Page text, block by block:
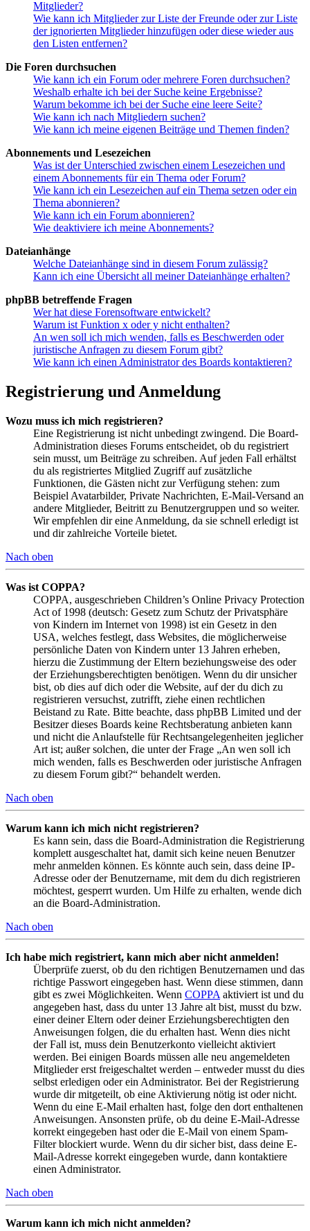
Mitglieder?
Wie kann ich Mitglieder zur Liste der Freunde oder zur Liste
der ignorierten Mitglieder hinzufügen oder diese wieder aus
den Listen entfernen?
Die Foren durchsuchen
Wie kann ich ein Forum oder mehrere Foren durchsuchen?
Weshalb erhalte ich bei der Suche keine Ergebnisse?
Warum bekomme ich bei der Suche eine leere Seite?
Wie kann ich nach Mitgliedern suchen?
Wie kann ich meine eigenen Beiträge und Themen finden?
Abonnements und Lesezeichen
Was ist der Unterschied zwischen einem Lesezeichen und
einem Abonnements für ein Thema oder Forum?
Wie kann ich ein Lesezeichen auf ein Thema setzen oder ein
Thema abonnieren?
Wie kann ich ein Forum abonnieren?
Wie deaktiviere ich meine Abonnements?
Dateianhänge
Welche Dateianhänge sind in diesem Forum zulässig?
Kann ich eine Übersicht all meiner Dateianhänge erhalten?
phpBB betreffende Fragen
Wer hat diese Forensoftware entwickelt?
Warum ist Funktion x oder y nicht enthalten?
An wen soll ich mich wenden, falls es Beschwerden oder
juristische Anfragen zu diesem Forum gibt?
Wie kann ich einen Administrator des Boards kontaktieren?
Registrierung und Anmeldung
Wozu muss ich mich registrieren?
Eine Registrierung ist nicht unbedingt zwingend. Die Board-
Administration dieses Forums entscheidet, ob du registriert
sein musst, um Beiträge zu schreiben. Auf jeden Fall erhältst
du als registriertes Mitglied Zugriff auf zusätzliche
Funktionen, die Gästen nicht zur Verfügung stehen: zum
Beispiel Avatarbilder, Private Nachrichten, E-Mail-Versand an
andere Mitglieder, Beitritt zu Benutzergruppen und so weiter.
Wir empfehlen dir eine Anmeldung, da sie schnell erledigt ist
und dir zahlreiche Vorteile bietet.
Nach oben
Was ist COPPA?
COPPA, ausgeschrieben Children’s Online Privacy Protection
Act of 1998 (deutsch: Gesetz zum Schutz der Privatsphäre
von Kindern im Internet von 1998) ist ein Gesetz in den
USA, welches festlegt, dass Websites, die möglicherweise
persönliche Daten von Kindern unter 13 Jahren erheben,
hierzu die Zustimmung der Eltern beziehungsweise des oder
der Erziehungsberechtigten benötigen. Wenn du dir unsicher
bist, ob dies auf dich oder die Website, auf der du dich zu
registrieren versuchst, zutrifft, ziehe einen rechtlichen
Beistand zu Rate. Bitte beachte, dass phpBB Limited und der
Besitzer dieses Boards keine Rechtsberatung anbieten kann
und nicht die Anlaufstelle für Rechtsangelegenheiten jeglicher
Art ist; außer solchen, die unter der Frage „An wen soll ich
mich wenden, falls es Beschwerden oder juristische Anfragen
zu diesem Forum gibt?“ behandelt werden.
Nach oben
Warum kann ich mich nicht registrieren?
Es kann sein, dass die Board-Administration die Registrierung
komplett ausgeschaltet hat, damit sich keine neuen Benutzer
mehr anmelden können. Es könnte auch sein, dass deine IP-
Adresse oder der Benutzername, mit dem du dich registrieren
möchtest, gesperrt wurden. Um Hilfe zu erhalten, wende dich
an die Board-Administration.
Nach oben
Ich habe mich registriert, kann mich aber nicht anmelden!
Überprüfe zuerst, ob du den richtigen Benutzernamen und das
richtige Passwort eingegeben hast. Wenn diese stimmen, dann
gibt es zwei Möglichkeiten. Wenn COPPA aktiviert ist und du
angegeben hast, dass du unter 13 Jahre alt bist, musst du bzw.
einer deiner Eltern oder deiner Erziehungsberechtigten den
Anweisungen folgen, die du erhalten hast. Wenn dies nicht
der Fall ist, muss dein Benutzerkonto vielleicht aktiviert
werden. Bei einigen Boards müssen alle neu angemeldeten
Mitglieder erst freigeschaltet werden – entweder musst du dies
selbst erledigen oder ein Administrator. Bei der Registrierung
wurde dir mitgeteilt, ob eine Aktivierung nötig ist oder nicht.
Wenn du eine E-Mail erhalten hast, folge den dort enthaltenen
Anweisungen. Ansonsten prüfe, ob du deine E-Mail-Adresse
korrekt eingegeben hast oder die E-Mail von einem Spam-
Filter blockiert wurde. Wenn du dir sicher bist, dass deine E-
Mail-Adresse korrekt eingegeben wurde, dann kontaktiere
einen Administrator.
Nach oben
Warum kann ich mich nicht anmelden?